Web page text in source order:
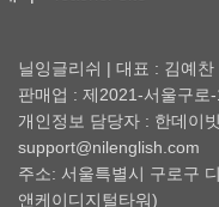
닐잉글리쉬 | 대표 : 김예
판매업 : 제2021-서울구로
개인정보 담당자 : 한데이
support@nilenglish.com
주소: 서울특별시 구로구
앤케이디지털타워)